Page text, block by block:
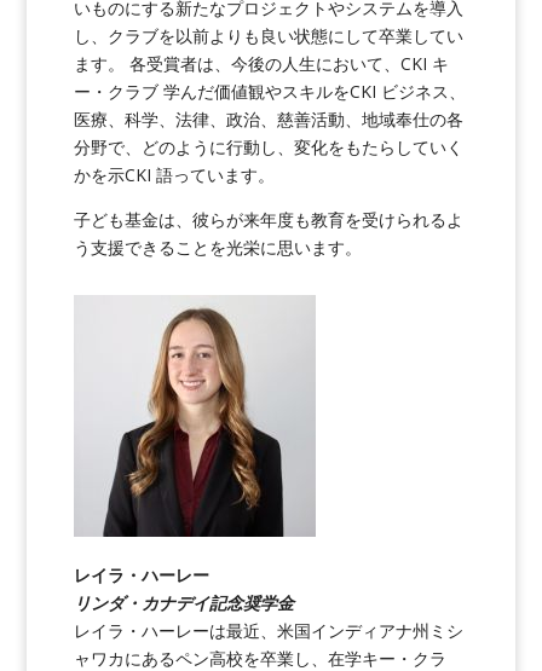
いものにする新たなプロジェクトやシステムを導入
し、クラブを以前よりも良い状態にして卒業してい
ます。 各受賞者は、今後の人生において、CKI キ
ー・クラブ 学んだ価値観やスキルをCKI ビジネス、
医療、科学、法律、政治、慈善活動、地域奉仕の各
分野で、どのように行動し、変化をもたらしていく
かを示CKI 語っています。
子ども基金は、彼らが来年度も教育を受けられるよ
う支援できることを光栄に思います。
レイラ・ハーレー
リンダ・カナデイ記念奨学金
レイラ・ハーレーは最近、米国インディアナ州ミシ
ャワカにあるペン高校を卒業し、在学キー・クラ